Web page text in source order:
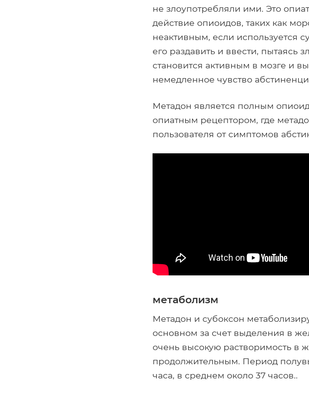
не злоупотребляли ими. Это
действие опиоидов, таких как
неактивным, если используется
его раздавить и ввести, пытаясь
становится активным в мозге и
немедленное чувство
Метадон является полным
опиатным рецептором, где
пользователя от симптомов
метаболизм
Метадон и субоксон
основном за счет выделения в
очень высокую растворимость в
продолжительным. Период
часа, в среднем около 37 часов..